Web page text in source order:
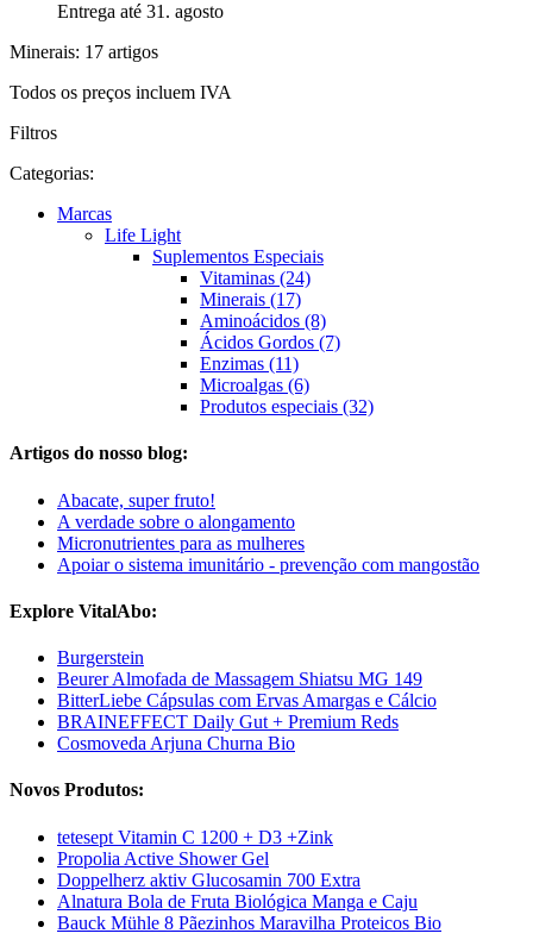
Entrega até 31. agosto
Minerais: 17 artigos
Todos os preços incluem IVA
Filtros
Categorias:
Marcas
Life Light
Suplementos Especiais
Vitaminas (24)
Minerais (17)
Aminoácidos (8)
Ácidos Gordos (7)
Enzimas (11)
Microalgas (6)
Produtos especiais (32)
Artigos do nosso blog:
Abacate, super fruto!
A verdade sobre o alongamento
Micronutrientes para as mulheres
Apoiar o sistema imunitário - prevenção com mangostão
Explore VitalAbo:
Burgerstein
Beurer Almofada de Massagem Shiatsu MG 149
BitterLiebe Cápsulas com Ervas Amargas e Cálcio
BRAINEFFECT Daily Gut + Premium Reds
Cosmoveda Arjuna Churna Bio
Novos Produtos:
tetesept Vitamin C 1200 + D3 +Zink
Propolia Active Shower Gel
Doppelherz aktiv Glucosamin 700 Extra
Alnatura Bola de Fruta Biológica Manga e Caju
Bauck Mühle 8 Pãezinhos Maravilha Proteicos Bio